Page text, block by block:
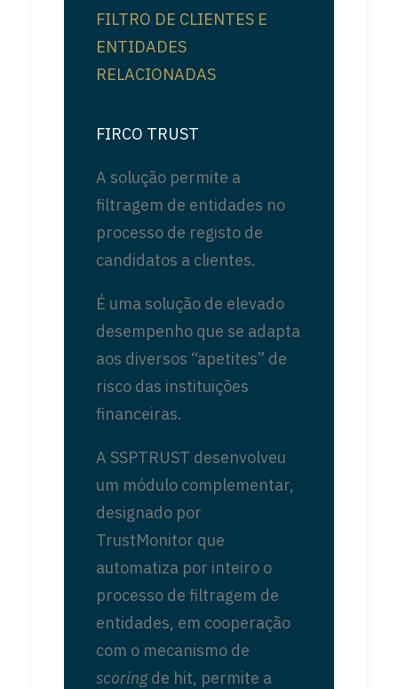
FILTRO DE CLIENTES E
ENTIDADES
RELACIONADAS
FIRCO TRUST
A solução permite a
filtragem de entidades no
processo de registo de
candidatos a clientes.
É uma solução de elevado
desempenho que se adapta
aos diversos “apetites” de
risco das instituições
financeiras.
A SSPTRUST desenvolveu
um módulo complementar,
designado por
TrustMonitor que
automatiza por inteiro o
processo de filtragem de
entidades, em cooperação
com o mecanismo de
scoringde hit, permite a